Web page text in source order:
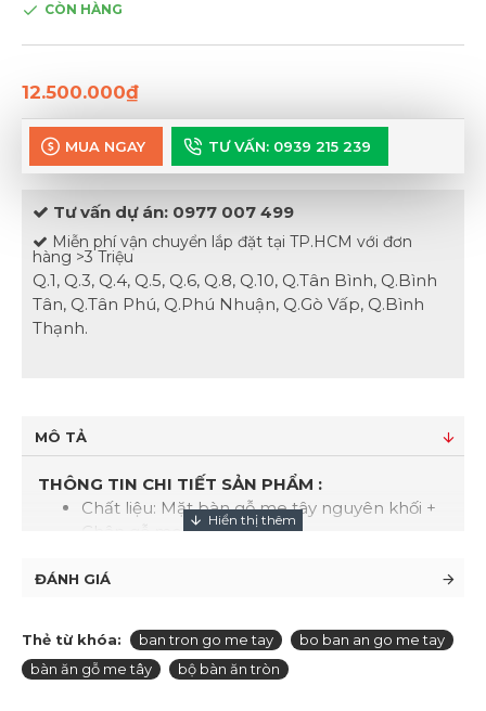
CÒN HÀNG
12.500.000₫
MUA NGAY TƯ VẤN: 0939 215 239
Tư vấn dự án: 0977 007 499
Miễn phí vận chuyển lắp đặt tại TP.HCM với đơn
hàng >3 Triệu
Q.1, Q.3, Q.4, Q.5, Q.6, Q.8, Q.10, Q.Tân Bình, Q.Bình
Tân, Q.Tân Phú, Q.Phú Nhuận, Q.Gò Vấp, Q.Bình
Thạnh.
MÔ TẢ
THÔNG TIN CHI TIẾT SẢN PHẨM :
Chất liệu: Mặt bàn gỗ me tây nguyên khối +
Chân gỗ me tây
5cm
Hướng dẫn sử dụng : Phù hợp cho bàn ăn
gia đình, nhà phố, chung cư...
Tiêu chuẩn SX: Bàn gỗ tự nhiên được sấy khô
ĐÁNH GIÁ
Thẻ từ khóa: ban tron go me tay
bo ban an go me tay
bàn ăn gỗ me tây
bộ bàn ăn tròn